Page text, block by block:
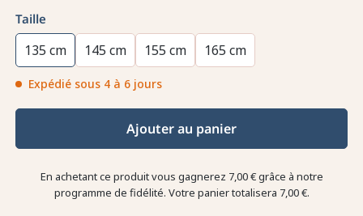
Taille
135 cm 145 cm 155 cm 165 cm
Expédié sous 4 à 6 jours
Ajouter au panier
En achetant ce produit vous gagnerez 7,00 €grâce à notre
programme de fidélité. Votre panier totalisera 7,00 €.